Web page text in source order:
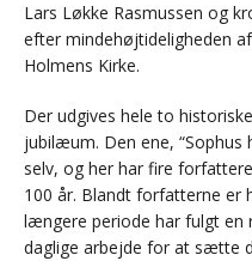
Lars Løkke Rasmussen og
efter mindehøjtideligheden
Holmens Kirke.
Der udgives hele to
jubilæum. Den ene,
selv, og her har fire
100 år. Blandt forfatterne er
længere periode har fulgt en
daglige arbejde for at sætte